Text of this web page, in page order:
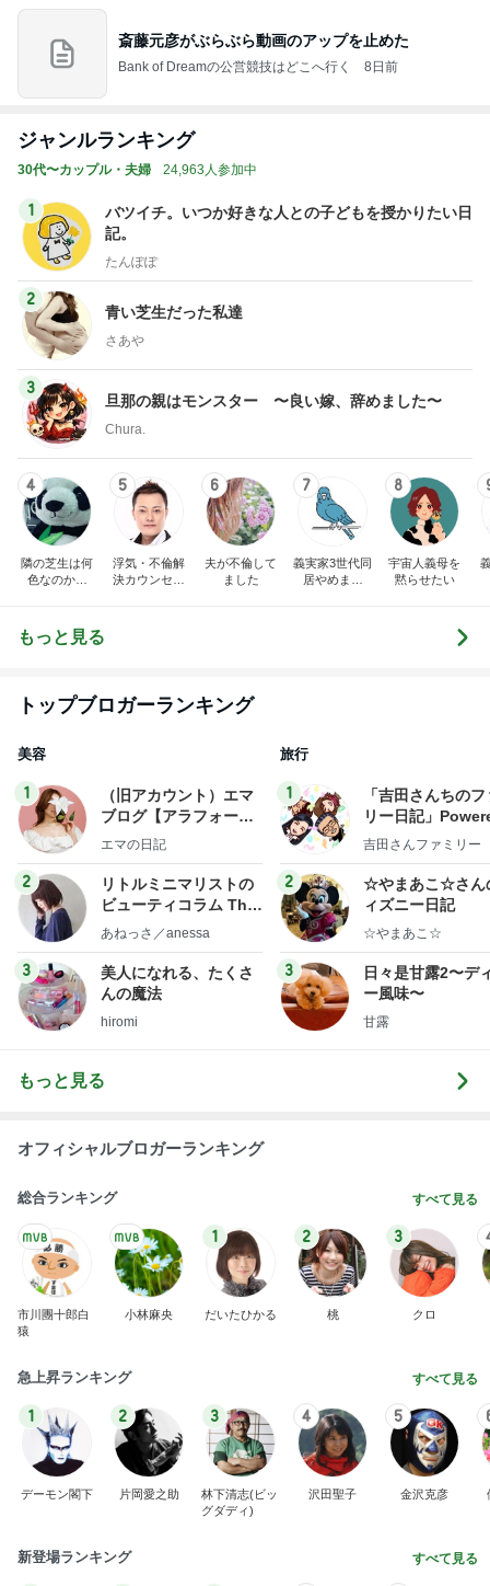
斎藤元彦がぶらぶら動画のアップを止めた
Bank of Dreamの公営競技はどこへ行く 8日前
ジャンルランキング
30代〜カップル・夫婦 24,963人参加中
1
バツイチ。いつか好きな人との子どもを授かりたい日
記。
たんぽぽ
2
青い芝生だった私達
さあや
3
旦那の親はモンスター 〜良い嫁、辞めました〜
Chura.
4
隣の芝生は何
色なのか。
育て、時々美
容）
5
浮気・不倫解
決カウンセリ
6
夫が不倫して
ました
7
義実家3世代同
居やめまし
8
宇宙人義母を
黙らせたい
もっと見る
トップブロガーランキング
美容
1
（旧アカウント）エマ
ブログ【アラフォー会
社売却セカンドライ
エマの日記
2
リトルミニマリストの
ビューティコラム The
little minimalist's bea
あねっさ／anessa
3
美人になれる、たくさ
んの魔法
hiromi
旅行
1
「吉田さんちの
リー日記」
y Ameba 吉田さ
ログ
吉田さんファミリー
2
☆やまあこ☆さん
ィズニー日記
☆やまあこ☆
3
日々是甘露2〜デ
ー風味〜
甘露
もっと見る
オフィシャルブロガーランキング
総合ランキング すべて見る
市川團十郎白
猿
小林麻央
1
だいたひかる
2
桃
3
クロ
急上昇ランキング すべて見る
1
デーモン閣下
2
片岡愛之助
3
林下清志(ビッ
グダディ)
4
沢田聖子
5
金沢克彦
新登場ランキング すべて見る